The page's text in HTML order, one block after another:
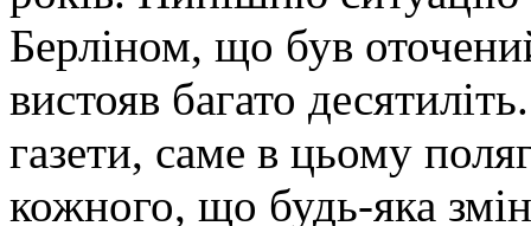
Берліном, що був
вистояв багато
газети, саме в цьому
кожного, що будь-яка